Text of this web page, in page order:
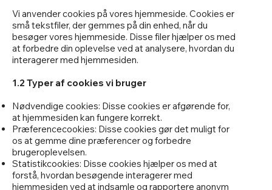
Vi anvender cookies på vores hjemmeside. Cookies er
små tekstfiler, der gemmes på din enhed, når du
besøger vores hjemmeside. Disse filer hjælper os med
at forbedre din oplevelse ved at analysere, hvordan du
interagerer med hjemmesiden.
1.2 Typer af cookies vi bruger
Nødvendige cookies: Disse cookies er afgørende for,
at hjemmesiden kan fungere korrekt.
Præferencecookies: Disse cookies gør det muligt for
os at gemme dine præferencer og forbedre
brugeroplevelsen.
Statistikcookies: Disse cookies hjælper os med at
forstå, hvordan besøgende interagerer med
hjemmesiden ved at indsamle og rapportere anonym